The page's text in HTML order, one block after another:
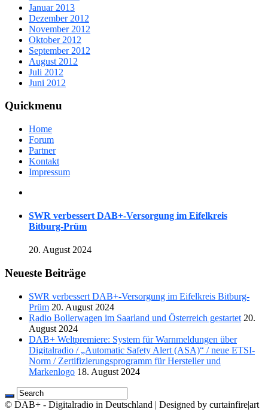
Januar 2013
Dezember 2012
November 2012
Oktober 2012
September 2012
August 2012
Juli 2012
Juni 2012
Quickmenu
Home
Forum
Partner
Kontakt
Impressum
SWR verbessert DAB+-Versorgung im Eifelkreis
Bitburg-Prüm
20. August 2024
Neueste Beiträge
SWR verbessert DAB+-Versorgung im Eifelkreis Bitburg-
Prüm 20. August 2024
Radio Bollerwagen im Saarland und Österreich gestartet 20.
August 2024
DAB+ Weltpremiere: System für Warnmeldungen über
Digitalradio / „Automatic Safety Alert (ASA)“ / neue ETSI-
Norm / Zertifizierungsprogramm für Hersteller und
Markenlogo 18. August 2024
© DAB+ - Digitalradio in Deutschland | Designed by curtainfire|art